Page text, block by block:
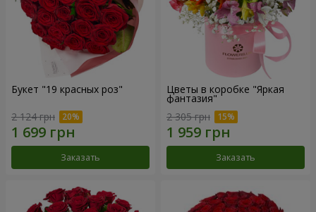
Букет "19 красных роз"
2 124 грн
Заказать
Цветы в коробке "Яркая
фантазия"
2 305 грн
Заказать